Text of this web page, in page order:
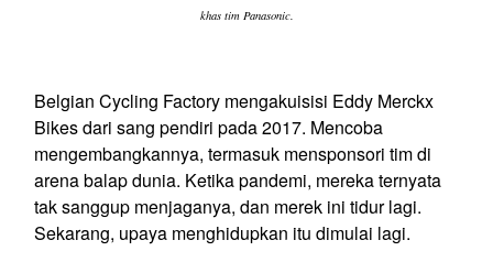
khas tim Panasonic.
Belgian Cycling Factory mengakuisisi Eddy Merckx
Bikes dari sang pendiri pada 2017. Mencoba
mengembangkannya, termasuk mensponsori tim di
arena balap dunia. Ketika pandemi, mereka ternyata
tak sanggup menjaganya, dan merek ini tidur lagi.
Sekarang, upaya menghidupkan itu dimulai lagi.